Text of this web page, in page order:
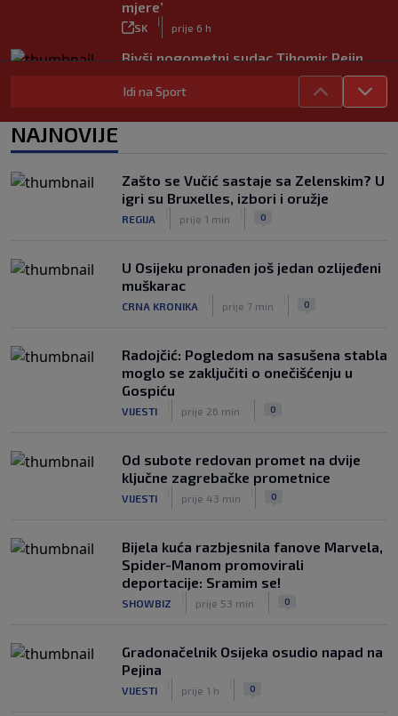
mjere’
SK
|
prije 6 h
Bivši nogometni sudac Tihomir Pejin
pretučen u Osijeku, policija istražuje
brutalni napad
Idi na Sport
NAJNOVIJE
Zašto se Vučić sastaje sa Zelenskim? U
igri su Bruxelles, izbori i oružje
REGIJA prije 1 min 0
U Osijeku pronađen još jedan ozlijeđeni
muškarac
CRNA KRONIKA prije 7 min 0
Radojčić: Pogledom na sasušena stabla
moglo se zaključiti o onečišćenju u
Gospiću
VIJESTI prije 26 min 0
Od subote redovan promet na dvije
ključne zagrebačke prometnice
VIJESTI prije 43 min 0
Bijela kuća razbjesnila fanove Marvela,
Spider-Manom promovirali
deportacije: Sramim se!
SHOWBIZ prije 53 min 0
Gradonačelnik Osijeka osudio napad na
Pejina
VIJESTI prije 1 h 0